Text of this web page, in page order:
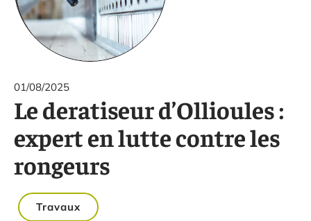
01/08/2025
Le deratiseur d’Ollioules :
expert en lutte contre les
rongeurs
Travaux